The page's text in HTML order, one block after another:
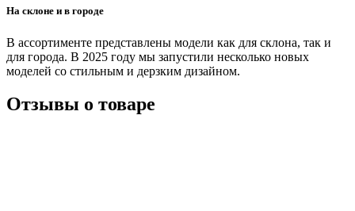
На склоне и в городе
В ассортименте представлены модели как для склона, так и
для города. В 2025 году мы запустили несколько новых
моделей со стильным и дерзким дизайном.
Отзывы о товаре